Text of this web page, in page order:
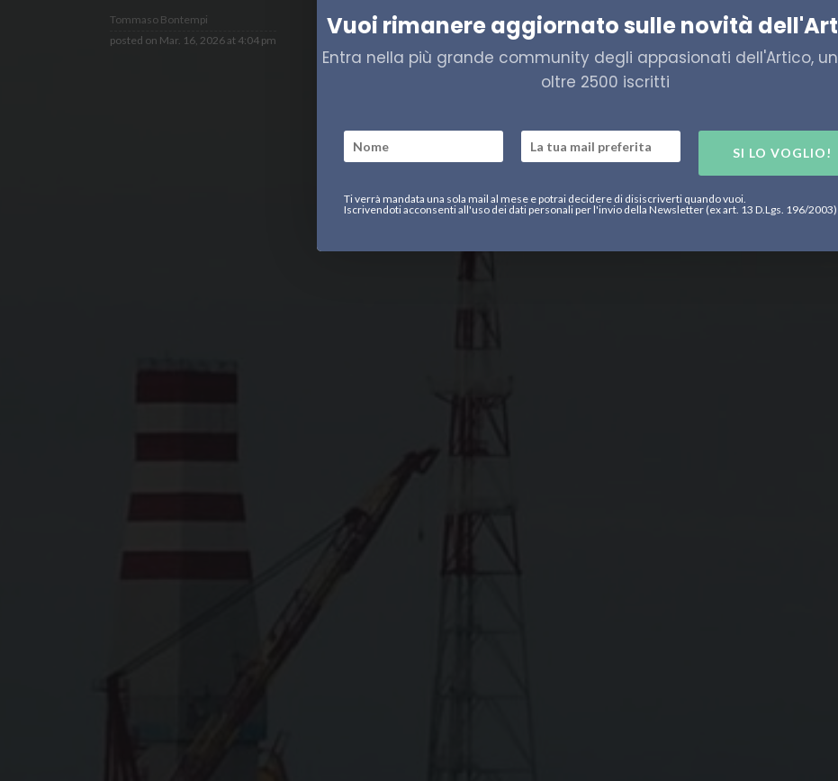
Tommaso Bontempi
posted on Mar. 16, 2026 at 4:04 pm Vuoi rimanere aggiornato sulle novità
Entra nella più grande community degli appasionati dell'Artico,
oltre 2500 iscritti
SI LO VOGLIO!
Ti verrà mandata una sola mail al mese e potrai decidere di disiscriverti quando vuoi.
Iscrivendoti acconsenti all'uso dei dati personali per l'invio della Newsletter (ex art. 13 D.Lgs. 196/2003)